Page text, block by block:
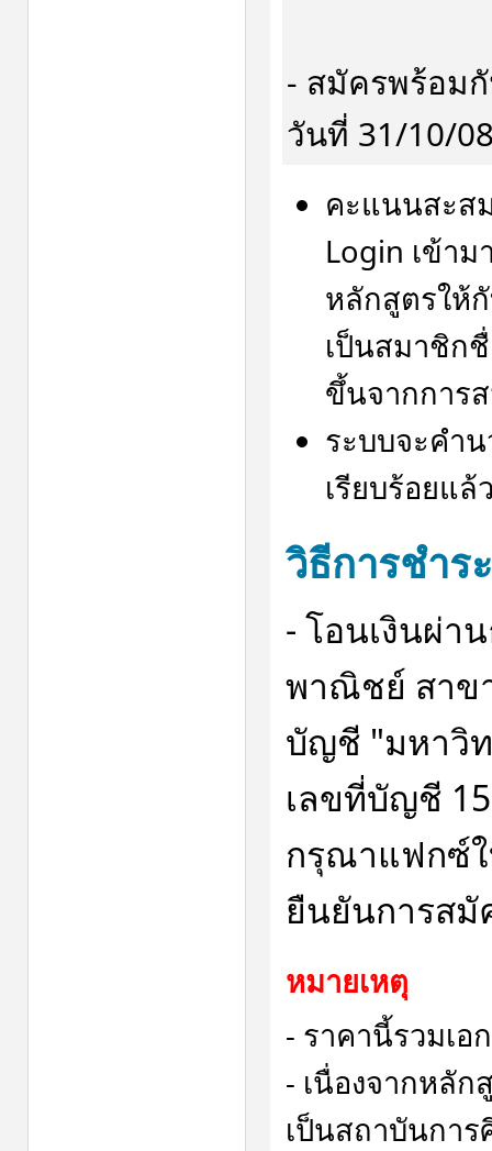
- สมัครพร้อม
วันที่ 31/10/
คะแนนสะส
Login เข้า
หลักสูตรให้
เป็นสมาชิก
ขึ้นจากการ
ระบบจะคำ
เรียบร้อยแล้
วิธีการชำร
- โอนเงินผ่า
พาณิชย์ สาข
บัญชี "มหาวิ
เลขที่บัญชี
กรุณาแฟกซ์ใ
ยืนยันการสมั
หมายเหตุ
- ราคานี้รวมเอ
- เนื่องจากหลั
เป็นสถาบันการ